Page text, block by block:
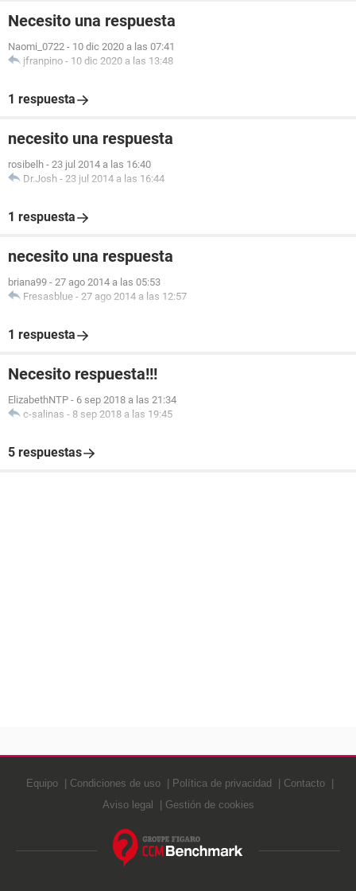
Necesito una respuesta
Naomi_0722 - 10 dic 2020 a las 07:41
jfranpino - 10 dic 2020 a las 13:48
1 respuesta
necesito una respuesta
rosibelh - 23 jul 2014 a las 16:40
Dr.Josh - 23 jul 2014 a las 16:44
1 respuesta
necesito una respuesta
briana99 - 27 ago 2014 a las 05:53
Fresasblue - 27 ago 2014 a las 12:57
1 respuesta
Necesito respuesta!!!
ElizabethNTP - 6 sep 2018 a las 21:34
c-salinas - 8 sep 2018 a las 19:45
5 respuestas
Equipo Condiciones de uso Política de privacidad
Contacto
Aviso legal
Gestión de cookies